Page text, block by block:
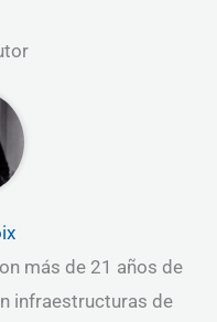
más de 21 años de
infraestructuras de